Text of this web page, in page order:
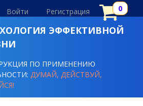
Войти Регистрация
ЭФФЕКТИВНОЙ
ПО ПРИМЕНЕНИЮ
ДУМАЙ, ДЕЙСТВУЙ,